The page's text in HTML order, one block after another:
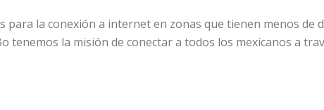
para la conexión a internet en zonas que tienen menos de
tenemos la misión de conectar a todos los mexicanos a